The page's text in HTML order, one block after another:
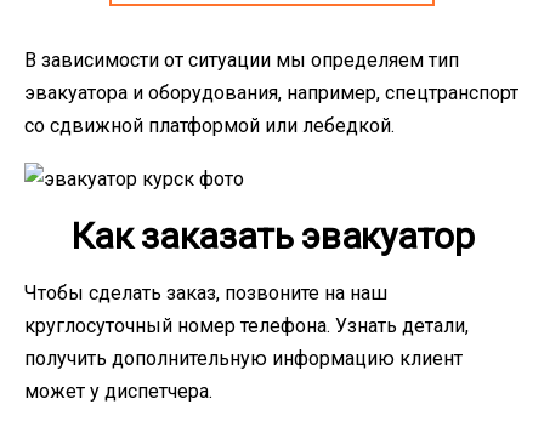
В зависимости от ситуации мы определяем тип
эвакуатора и оборудования, например, спецтранспорт
со сдвижной платформой или лебедкой.
Как заказать эвакуатор
Чтобы сделать заказ, позвоните на наш
круглосуточный номер телефона. Узнать детали,
получить дополнительную информацию клиент
может у диспетчера.